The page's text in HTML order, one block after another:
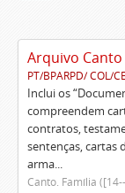
Arquivo
PT/BPARPD/ COL/
Inclui os
compreendem
contratos,
sentenças, cartas
arma...
Canto. Família